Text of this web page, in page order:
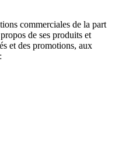
commerciales de la part
de ses produits et
et des promotions, aux